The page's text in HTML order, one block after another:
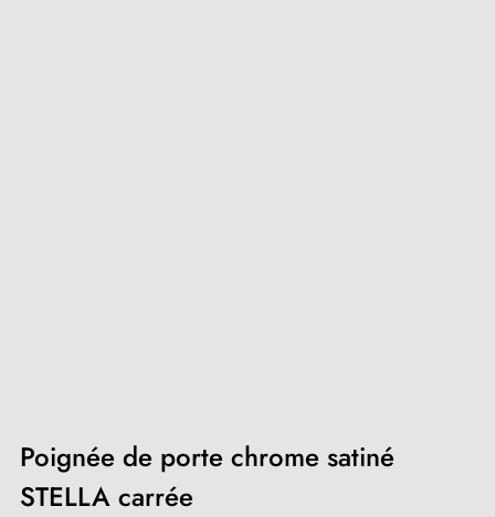
Poignée de porte chrome satiné
STELLA carrée